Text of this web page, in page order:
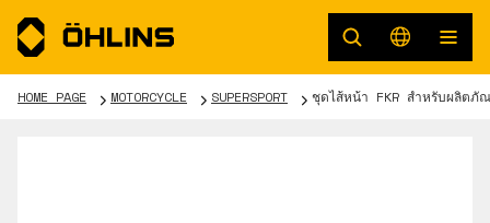
HOME PAGE MOTORCYCLE SUPERSPORT ชุดไส้หน้า FKR สำหรับผลิตภัณ